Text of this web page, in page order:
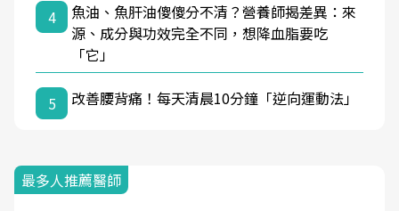
4
魚油、魚肝油傻傻分不清？營養師揭差異：來
源、成分與功效完全不同，想降血脂要吃
「它」
5 改善腰背痛！每天清晨10分鐘「逆向運動法」
最多人推薦醫師